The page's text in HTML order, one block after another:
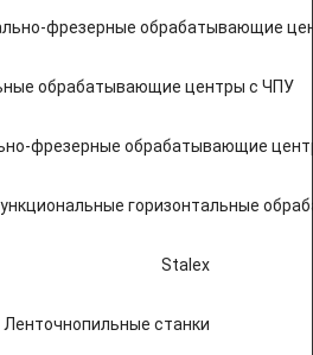
фрезерные обрабатывающие
обрабатывающие центры с ЧПУ
фрезерные обрабатывающие
горизонтальные
Stalex
Ленточнопильные станки